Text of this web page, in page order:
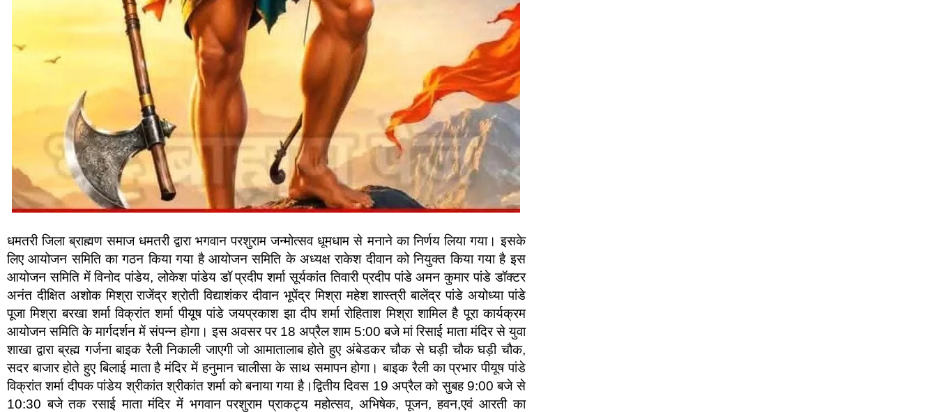
धमतरी जिला ब्राह्मण समाज धमतरी द्वारा भगवान परशुराम जन्मोत्सव धूमधाम से मनाने का निर्णय लिया गया। इसके
लिए आयोजन समिति का गठन किया गया है आयोजन समिति के अध्यक्ष राकेश दीवान को नियुक्त किया गया है इस
आयोजन समिति में विनोद पांडेय, लोकेश पांडेय डॉ प्रदीप शर्मा सूर्यकांत तिवारी प्रदीप पांडे अमन कुमार पांडे डॉक्टर
अनंत दीक्षित अशोक मिश्रा राजेंद्र श्रोती विद्याशंकर दीवान भूपेंद्र मिश्रा महेश शास्त्री बालेंद्र पांडे अयोध्या पांडे
पूजा मिश्रा बरखा शर्मा विक्रांत शर्मा पीयूष पांडे जयप्रकाश झा दीप शर्मा रोहिताश मिश्रा शामिल है पूरा कार्यक्रम
आयोजन समिति के मार्गदर्शन में संपन्न होगा। इस अवसर पर 18 अप्रैल शाम 5:00 बजे मां रिसाई माता मंदिर से युवा
शाखा द्वारा ब्रह्म गर्जना बाइक रैली निकाली जाएगी जो आमातालाब होते हुए अंबेडकर चौक से घड़ी चौक घड़ी चौक,
सदर बाजार होते हुए बिलाई माता है मंदिर में हनुमान चालीसा के साथ समापन होगा। बाइक रैली का प्रभार पीयूष पांडे
विक्रांत शर्मा दीपक पांडेय श्रीकांत श्रीकांत शर्मा को बनाया गया है।द्वितीय दिवस 19 अप्रैल को सुबह 9:00 बजे से
10:30 बजे तक रसाई माता मंदिर में भगवान परशुराम प्राकट्य महोत्सव, अभिषेक, पूजन, हवन,एवं आरती का